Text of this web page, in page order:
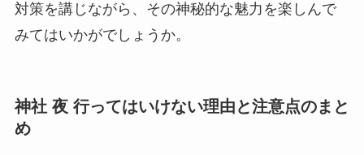
対策を講じながら、その神秘的な魅力を楽しんで
みてはいかがでしょうか。
神社 夜 行ってはいけない理由と注意点のまと
め